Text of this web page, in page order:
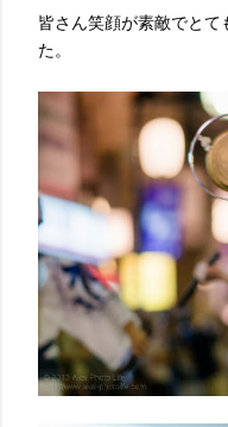
皆さん笑顔が素敵でと
た。